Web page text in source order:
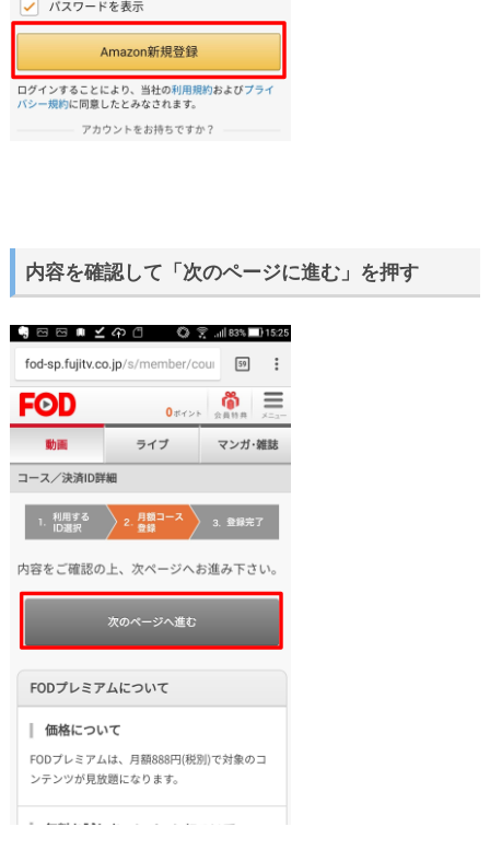
内容を確認して「次のページに進む」を押す